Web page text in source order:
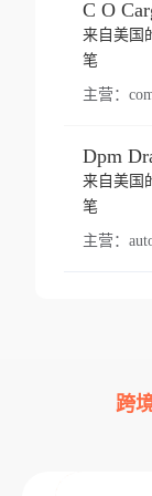
C O
来自美国
笔
主营：
来自美国
笔
主营：
跨